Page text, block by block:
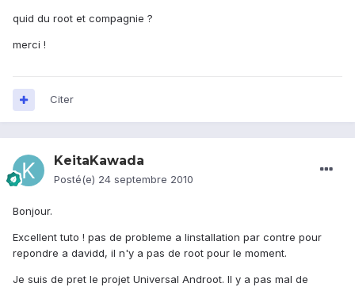
quid du root et compagnie ?
merci !
Citer
KeitaKawada
Posté(e) 24 septembre 2010
Bonjour.
Excellent tuto ! pas de probleme a linstallation par contre pour
repondre a davidd, il n'y a pas de root pour le moment.
Je suis de pret le projet Universal Androot. Il y a pas mal de